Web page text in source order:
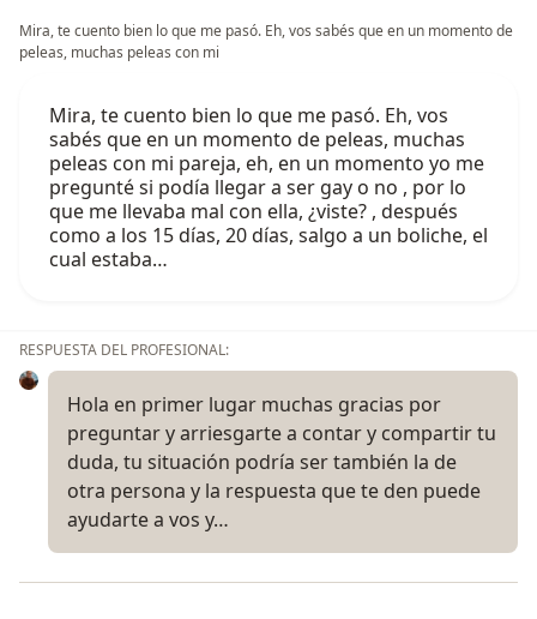
Mira, te cuento bien lo que me pasó. Eh, vos sabés que en un momento de
peleas, muchas peleas con mi
Mira, te cuento bien lo que me pasó. Eh, vos
sabés que en un momento de peleas, muchas
peleas con mi pareja, eh, en un momento yo me
pregunté si podía llegar a ser gay o no , por lo
que me llevaba mal con ella, ¿viste? , después
como a los 15 días, 20 días, salgo a un boliche, el
cual estaba…
RESPUESTA DEL PROFESIONAL:
Hola en primer lugar muchas gracias por
preguntar y arriesgarte a contar y compartir tu
duda, tu situación podría ser también la de
otra persona y la respuesta que te den puede
ayudarte a vos y…